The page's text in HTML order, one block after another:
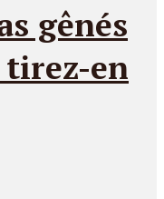
gênés
tirez-en